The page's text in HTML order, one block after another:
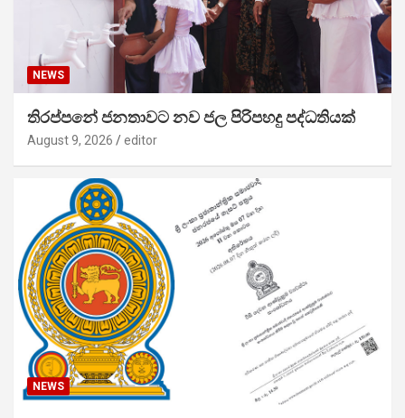
NEWS
තිරප්පනේ ජනතාවට නව ජල පිරිපහදු පද්ධතියක්
August 9, 2026 editor
NEWS